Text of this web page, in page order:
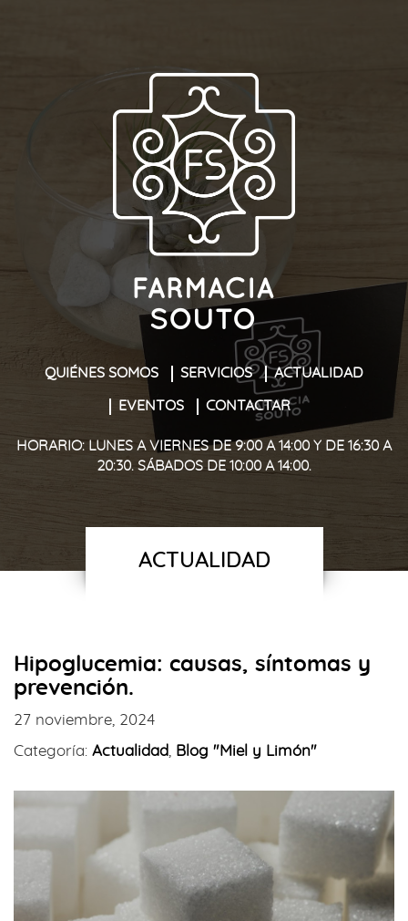
QUIÉNES SOMOS SERVICIOS ACTUALIDAD
EVENTOS CONTACTAR
HORARIO: LUNES A VIERNES DE 9:00 A 14:00 Y DE 16:30 A
20:30. SÁBADOS DE 10:00 A 14:00.
ACTUALIDAD
Hipoglucemia: causas, síntomas y
prevención.
27 noviembre, 2024
Categoría: Actualidad Blog "Miel y Limón"